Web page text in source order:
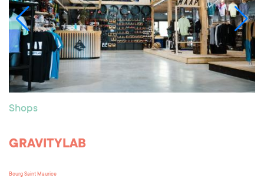
Shops
GRAVITYLAB
Bourg Saint Maurice